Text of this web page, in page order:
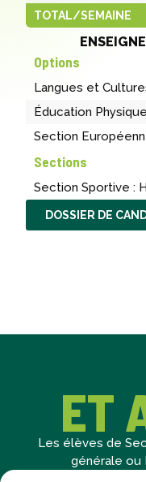
TOTAL/SEMAINE
Options
Langues et
Éducation
Section
Sections
Section Sportive :
DOSSIER DE
ET
Les élèves de
générale ou